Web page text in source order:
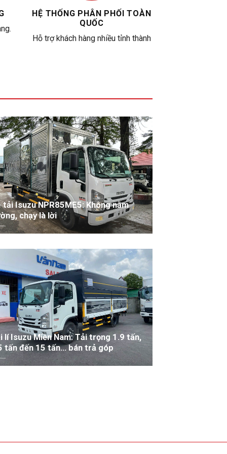
HỆ THỐNG PHÂN PHỐI TOÀN
QUỐC
Hỗ trợ khách hàng nhiều tỉnh thành
tải Isuzu NPR85ME5: Không nằm
chạy là lời
lí Isuzu Miền Nam: Tải trọng 1.9 tấn,
tấn đến 15 tấn… bán trả góp